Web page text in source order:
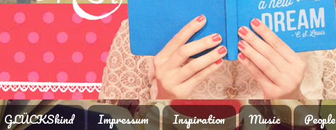
GLÜCKSkind Impressum Inspiration Music People